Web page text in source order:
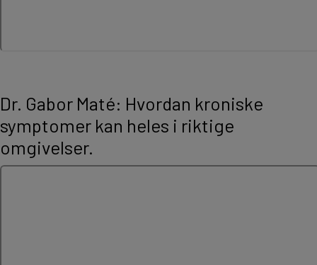
Dr. Gabor Maté: Hvordan kroniske
symptomer kan heles i riktige
omgivelser.